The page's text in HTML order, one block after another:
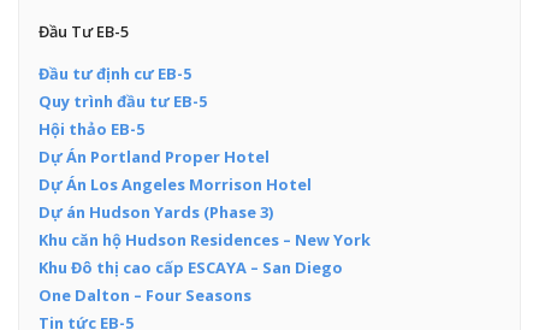
Đầu Tư EB-5
Đầu tư định cư EB-5
Quy trình đầu tư EB-5
Hội thảo EB-5
Dự Án Portland Proper Hotel
Dự Án Los Angeles Morrison Hotel
Dự án Hudson Yards (Phase 3)
Khu căn hộ Hudson Residences – New York
Khu Đô thị cao cấp ESCAYA – San Diego
One Dalton – Four Seasons
Tin tức EB-5